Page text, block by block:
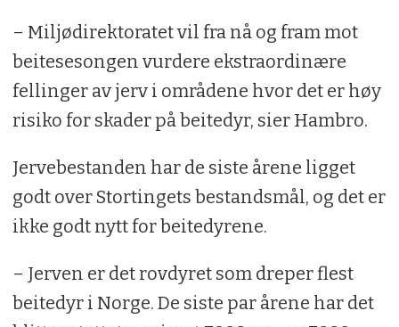
– Miljødirektoratet vil fra nå og fram mot
beitesesongen vurdere ekstraordinære
fellinger av jerv i områdene hvor det er høy
risiko for skader på beitedyr, sier Hambro.
Jervebestanden har de siste årene ligget
godt over Stortingets bestandsmål, og det er
ikke godt nytt for beitedyrene.
– Jerven er det rovdyret som dreper flest
beitedyr i Norge. De siste par årene har det